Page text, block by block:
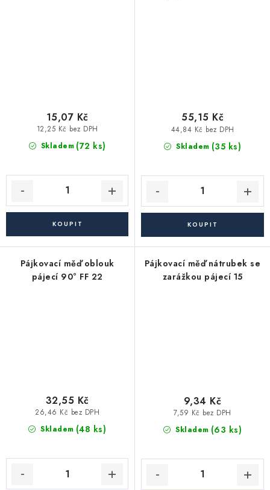
Skladem (72 ks)
12,25 Kč bez DPH
15,07 Kč
Skladem (35 ks)
44,84 Kč bez DPH
55,15 Kč
Pájkovací měď oblouk
pájecí 90° FF 22
Skladem (48 ks)
26,46 Kč bez DPH
32,55 Kč
Pájkovací měď nátrubek se
zarážkou pájecí 15
Skladem (63 ks)
7,59 Kč bez DPH
9,34 Kč